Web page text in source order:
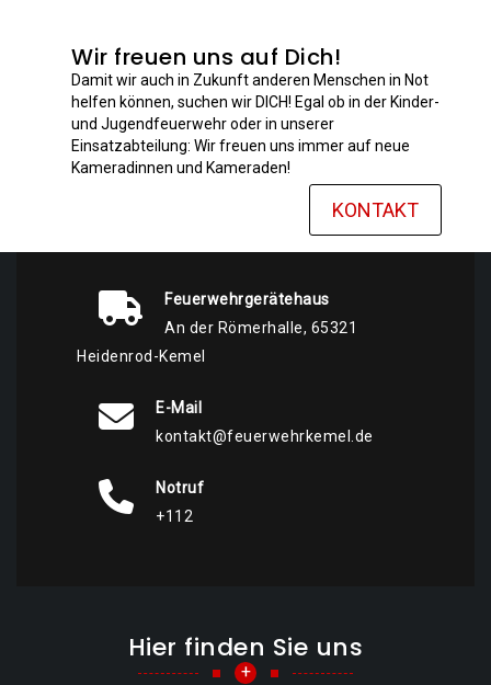
Wir freuen uns auf Dich!
Damit wir auch in Zukunft anderen Menschen in Not
helfen können, suchen wir DICH! Egal ob in der Kinder-
und Jugendfeuerwehr oder in unserer
Einsatzabteilung: Wir freuen uns immer auf neue
Kameradinnen und Kameraden!
KONTAKT
Feuerwehrgerätehaus
An der Römerhalle, 65321
Heidenrod-Kemel
E-Mail
kontakt@feuerwehrkemel.de
Notruf
+112
Hier finden Sie uns
+